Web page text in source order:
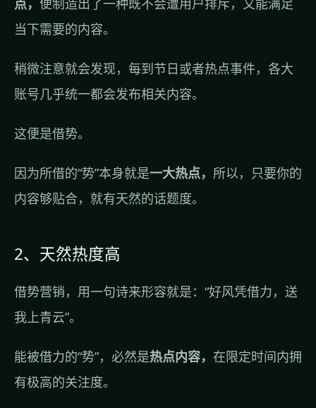
点， 便制造出了一种既不会遭用户排斥，又能满足
当下需要的内容。
稍微注意就会发现，每到节日或者热点事件，各大
账号几乎统一都会发布相关内容。
这便是借势。
因为所借的“势”本身就是一大热点， 所以，只要你的
内容够贴合，就有天然的话题度。
2、天然热度高
借势营销，用一句诗来形容就是：“好风凭借力，送
我上青云”。
能被借力的“势”，必然是热点内容， 在限定时间内拥
有极高的关注度。